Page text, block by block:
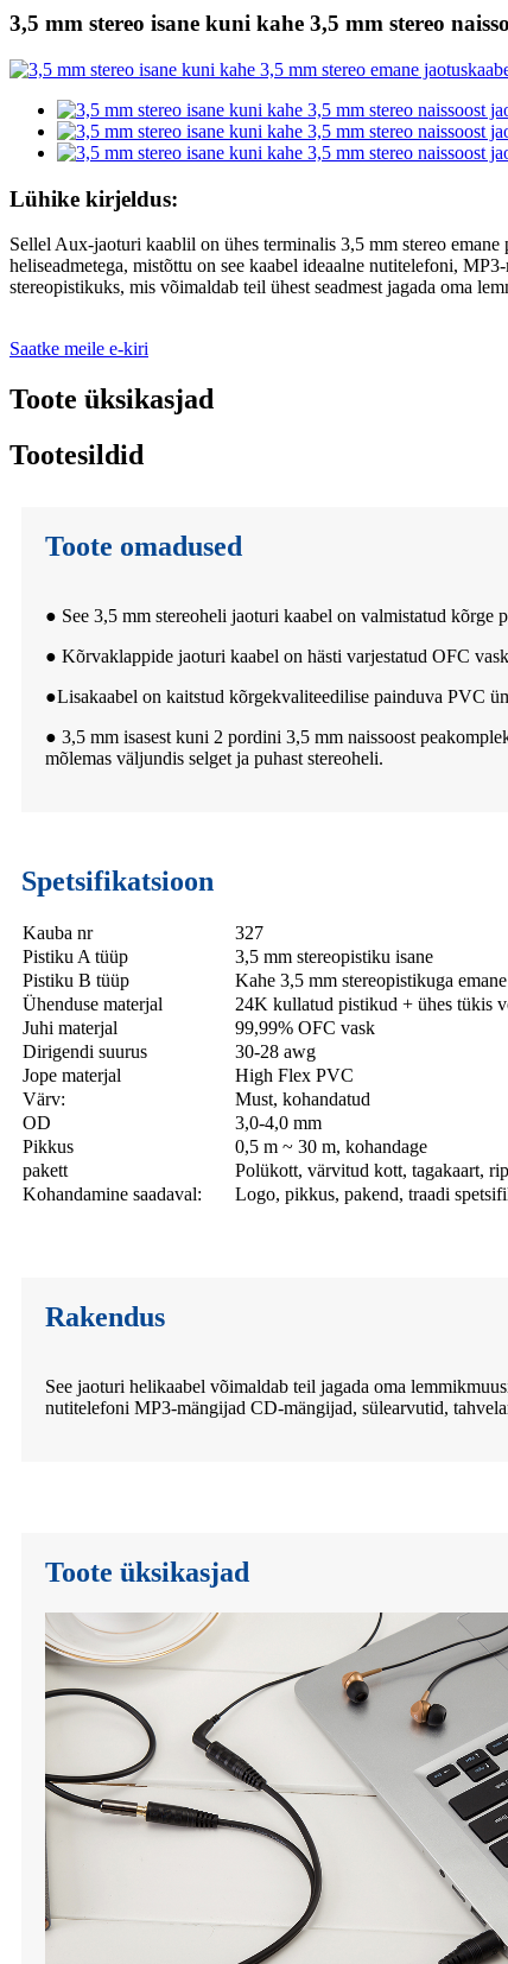
3,5 mm stereo isane kuni kahe 3,5 mm stereo
Lühike kirjeldus:
Sellel Aux-jaoturi kaablil on ühes terminalis 3,5 mm stereo
heliseadmetega, mistõttu on see kaabel ideaalne nutitelefoni,
stereopistikuks, mis võimaldab teil ühest seadmest jagada oma
Saatke meile e-kiri
Toote üksikasjad
Tootesildid
Toote omadused
● See 3,5 mm stereoheli jaoturi kaabel on valmistatud kõrge
● Kõrvaklappide jaoturi kaabel on hästi varjestatud OFC
●Lisakaabel on kaitstud kõrgekvaliteedilise painduva PVC
● 3,5 mm isasest kuni 2 pordini 3,5 mm naissoost
mõlemas väljundis selget ja puhast stereoheli.
Spetsifikatsioon
Kauba nr
327
Pistiku A tüüp
3,5 mm stereopistiku isane
Pistiku B tüüp
Kahe 3,5 mm stereopistikuga emane
Ühenduse materjal
24K kullatud pistikud + ühes tükis
Juhi materjal
99,99% OFC vask
Dirigendi suurus
30-28 awg
Jope materjal
High Flex PVC
Värv:
Must, kohandatud
OD
3,0-4,0 mm
Pikkus
0,5 m ~ 30 m, kohandage
pakett
Polükott, värvitud kott, tagakaart,
Kohandamine saadaval:
Logo, pikkus, pakend, traadi
Rakendus
See jaoturi helikaabel võimaldab teil jagada oma
nutitelefoni MP3-mängijad CD-mängijad, sülearvutid,
Toote üksikasjad